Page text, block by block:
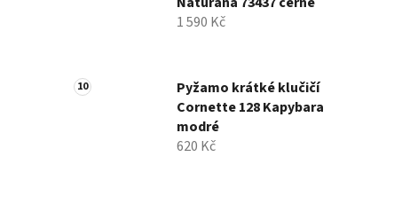
1 590 Kč
Pyžamo krátké klučičí
Cornette 128 Kapybara
modré
620 Kč